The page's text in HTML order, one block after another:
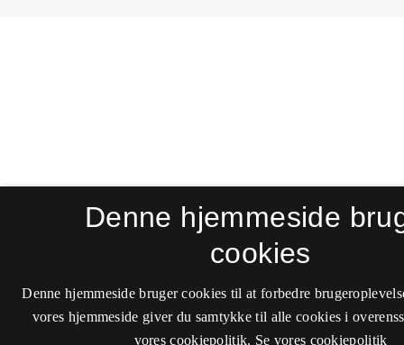
Denne hjemmeside
cookies
Denne hjemmeside bruger cookies til at forbedre
vores hjemmeside giver du samtykke til alle cookies i
vores cookiepolitik. Se vores cookiepolitik